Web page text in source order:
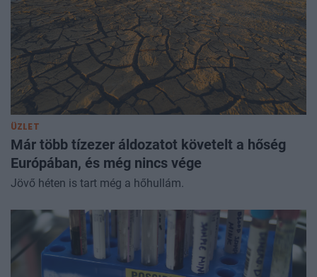
ÜZLET
Már több tízezer áldozatot követelt a hőség
Európában, és még nincs vége
Jövő héten is tart még a hőhullám.